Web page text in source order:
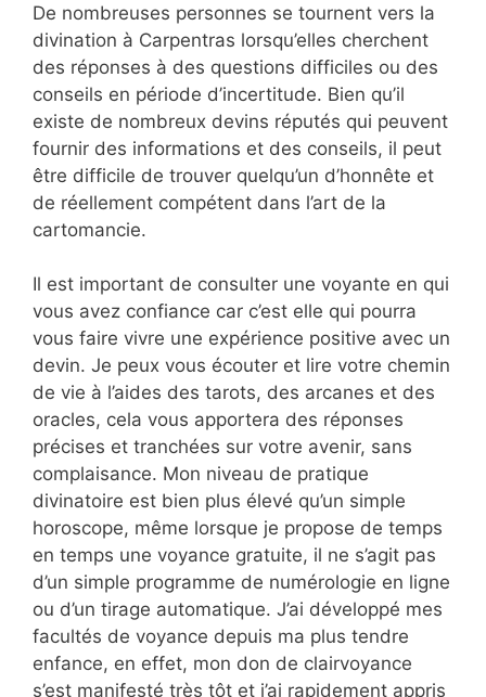
De nombreuses personnes se tournent vers la
divination à Carpentras lorsqu’elles cherchent
des réponses à des questions difficiles ou des
conseils en période d’incertitude. Bien qu’il
existe de nombreux devins réputés qui peuvent
fournir des informations et des conseils, il peut
être difficile de trouver quelqu’un d’honnête et
de réellement compétent dans l’art de la
cartomancie.
Il est important de consulter une voyante en qui
vous avez confiance car c’est elle qui pourra
vous faire vivre une expérience positive avec un
devin. Je peux vous écouter et lire votre chemin
de vie à l’aides des tarots, des arcanes et des
oracles, cela vous apportera des réponses
précises et tranchées sur votre avenir, sans
complaisance. Mon niveau de pratique
divinatoire est bien plus élevé qu’un simple
horoscope, même lorsque je propose de temps
en temps une voyance gratuite, il ne s’agit pas
d’un simple programme de numérologie en ligne
ou d’un tirage automatique. J’ai développé mes
facultés de voyance depuis ma plus tendre
enfance, en effet, mon don de clairvoyance
s’est manifesté très tôt et j’ai rapidement appris